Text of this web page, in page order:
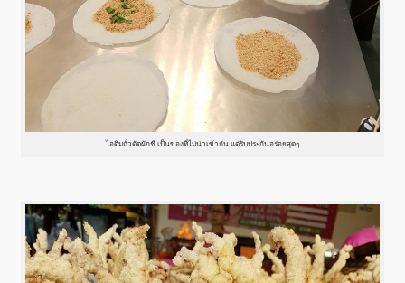
ไอติมถั่วตัดผักชี เป็นของที่ไม่น่าเข้ากัน แต่รับประกันอร่อยสุดๆ